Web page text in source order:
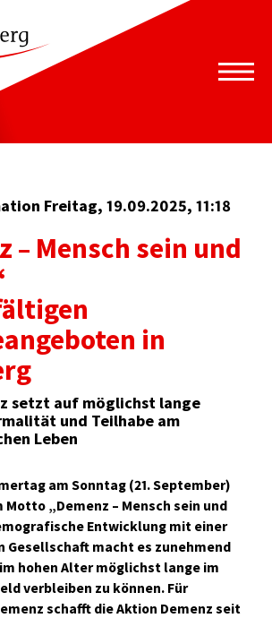
Freitag, 19.09.2025, 11:18
– Mensch sein und
in
setzt auf möglichst lange
und Teilhabe am
Leben
am Sonntag (21. September)
„Demenz – Mensch sein und
Entwicklung mit einer
Gesellschaft macht es zunehmend
hohen Alter möglichst lange im
verbleiben zu können. Für
schafft die Aktion Demenz seit